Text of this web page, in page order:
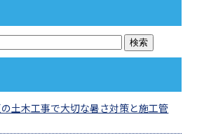
土木工事で大切な暑さ対策と施工管